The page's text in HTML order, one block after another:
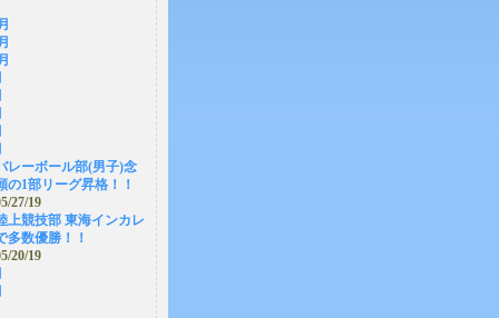
レーボール部(男子)念
の1部リーグ昇格！！
27/19
上競技部 東海インカレ
多数優勝！！
20/19